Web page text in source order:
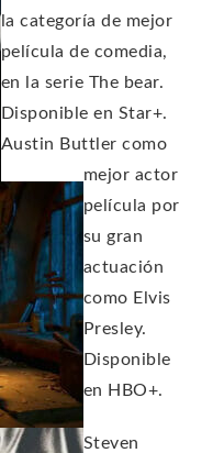
la categoría de mejor
película de comedia,
en la serie The bear.
Disponible en Star+.
Austin Buttler como
mejor actor
película por
su gran
actuación
como Elvis
Presley.
Disponible
en HBO+.
Steven